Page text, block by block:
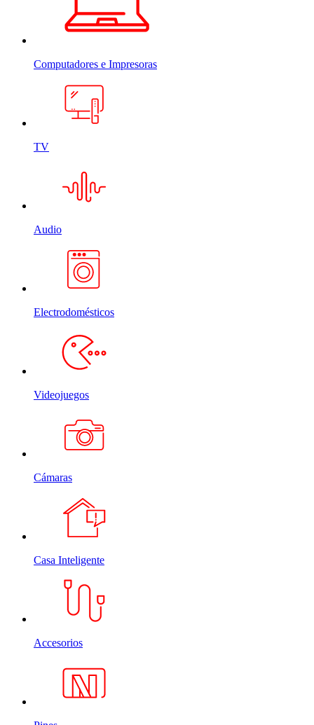
Computadores e Impresoras
TV
Audio
Electrodomésticos
Videojuegos
Cámaras
Casa Inteligente
Accesorios